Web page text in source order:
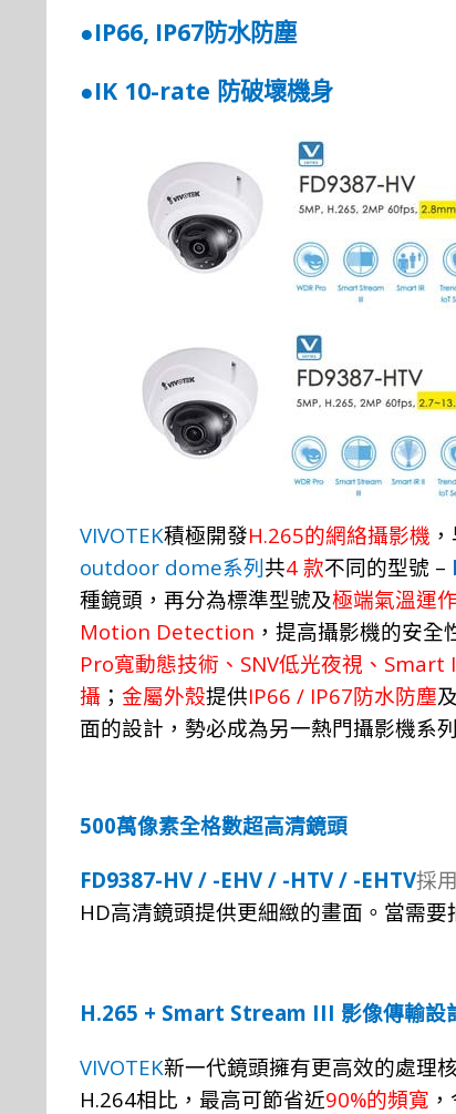
●IP66, IP67防水防塵
●IK 10-rate 防破壞機身
VIVOTEK積極開發H.265的網絡攝影機 ，
outdoor dome系列 共4 款不同的型號 –
種鏡頭， 再分為標準型號及極端氣溫運作
Motion Detection ， 提高攝影機的安全
Pro寬動態技術、 SNV低光夜視、 Smart
攝 ； 金屬外殼提供IP66 / IP67防水防塵及
面的設計，勢必成為另一熱門攝影機系
500萬像素全格數超高清鏡頭
FD9387-HV / -EHV / -HTV / -EHTV採用
HD高清鏡頭提供更細緻的畫面。 當需要
H.265 + Smart Stream III 影像傳輸設
VIVOTEK新一代鏡頭擁有更高效的處理
H.264相比 ，最高可節省近90%的頻寬